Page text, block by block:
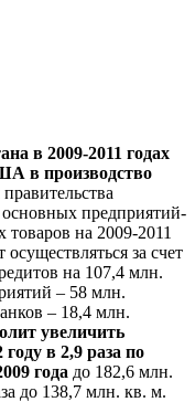
в 2009-2011 годах
в производство
предприятий-
на 2009-2011
за счет
на 107,4 млн.
– 58 млн.
– 18,4 млн.
увеличить
в 2,9 раза по
года до 182,6 млн.
до 138,7 млн. кв. м.